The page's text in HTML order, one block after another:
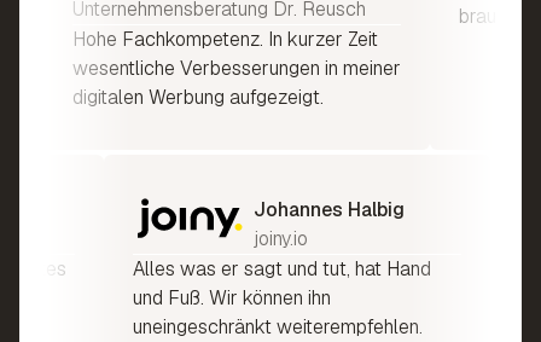
Unternehmensberatung Dr. Reusch
Hohe Fachkompetenz. In kurzer Zeit
wesentliche Verbesserungen in meiner
digitalen Werbung aufgezeigt.
Johannes Halbig
joiny.io
Alles was er sagt und tut, hat Hand
und Fuß. Wir können ihn
uneingeschränkt weiterempfehlen.